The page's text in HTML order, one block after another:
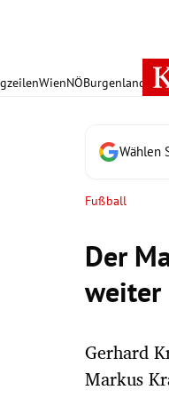
WienNÖBurgenland
Wählen
Fußball
Der
weiter
Gerhard
Markus